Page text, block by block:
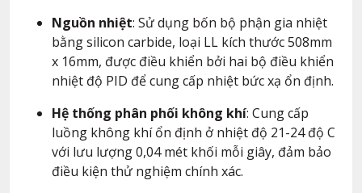
Nguồn nhiệt: Sử dụng bốn bộ phận gia nhiệt
bằng silicon carbide, loại LL kích thước 508mm
x 16mm, được điều khiển bởi hai bộ điều khiển
nhiệt độ PID để cung cấp nhiệt bức xạ ổn định.
Hệ thống phân phối không khí: Cung cấp
luồng không khí ổn định ở nhiệt độ 21-24 độ C
với lưu lượng 0,04 mét khối mỗi giây, đảm bảo
điều kiện thử nghiệm chính xác.